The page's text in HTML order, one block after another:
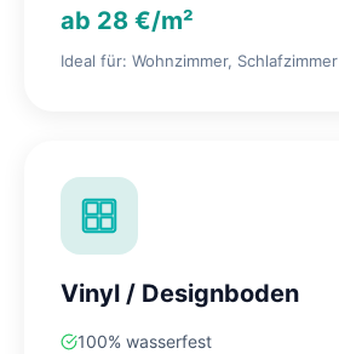
ab 28 €/m²
Ideal für: Wohnzimmer, Schlafzimmer
Vinyl / Designboden
100% wasserfest